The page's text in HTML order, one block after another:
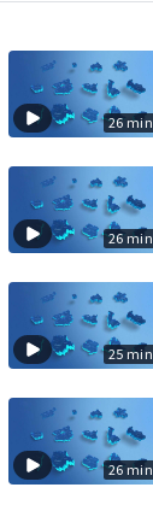
26 min
26 min
25 min
26 min